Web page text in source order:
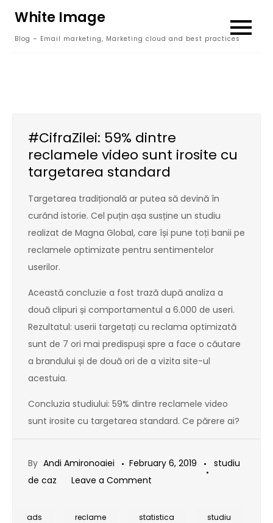
content
White Image
Blog – Email marketing, Marketing cloud and best practices
#CifraZilei: 59% dintre
reclamele video sunt irosite cu
targetarea standard
Targetarea tradițională ar putea să devină în
curând istorie. Cel puțin așa susține un studiu
realizat de Magna Global, care își pune toți banii pe
reclamele optimizate pentru sentimentelor
userilor.
Această concluzie a fost trază după analiza a
două clipuri și comportamentul a 6.000 de useri.
Rezultatul: userii targetați cu reclama optimizată
sunt de 7 ori mai predispuși spre a face o căutare
a brandului și de două ori de a vizita site-ul
acestuia.
Concluzia studiului: 59% dintre reclamele video
sunt irosite cu targetarea standard. Ce părere ai?
By Andi Amironoaiei February 6, 2019
studiu
de caz
Leave a Comment
59%
ads reclame statistica studiu